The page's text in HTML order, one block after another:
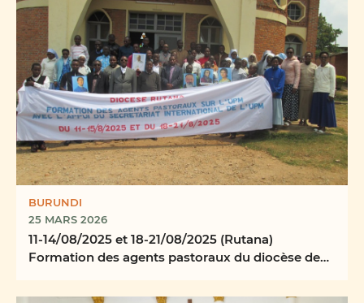
BURUNDI
25 MARS 2026
11-14/08/2025 et 18-21/08/2025 (Rutana)
Formation des agents pastoraux du diocèse de